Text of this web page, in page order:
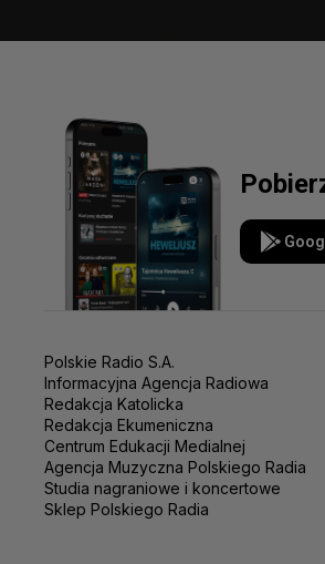
Polskie Radio S.A.
Informacyjna Agencja Radiowa
Redakcja Katolicka
Redakcja Ekumeniczna
Centrum Edukacji Medialnej
Agencja Muzyczna Polskiego Radia
Studia nagraniowe i koncertowe
Sklep Polskiego Radia